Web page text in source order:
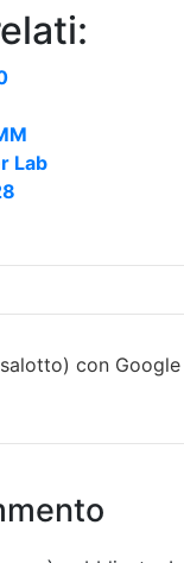
Lab
con Google